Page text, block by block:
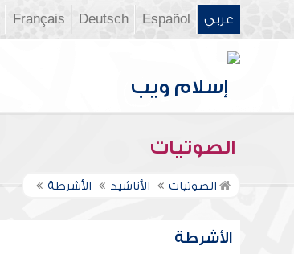
عربي Español
Deutsch
Français
الصوتيات
الصوتيات الأناشيد الأشرطة
الأشرطة